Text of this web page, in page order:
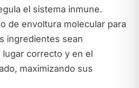
el sistema inmune.
de envoltura molecular para
ingredientes sean
correcto y en el
maximizando sus